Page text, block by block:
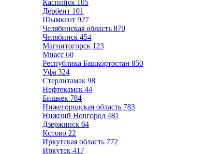
Каспийск 105
Дербент 101
Шымкент 927
Челябинская область 870
Челябинск 454
Магнитогорск 123
Миасс 60
Республика Башкортостан 850
Уфа 324
Стерлитамак 98
Нефтекамск 44
Бишкек 784
Нижегородская область 783
Нижний Новгород 481
Дзержинск 64
Кстово 22
Иркутская область 772
Иркутск 417